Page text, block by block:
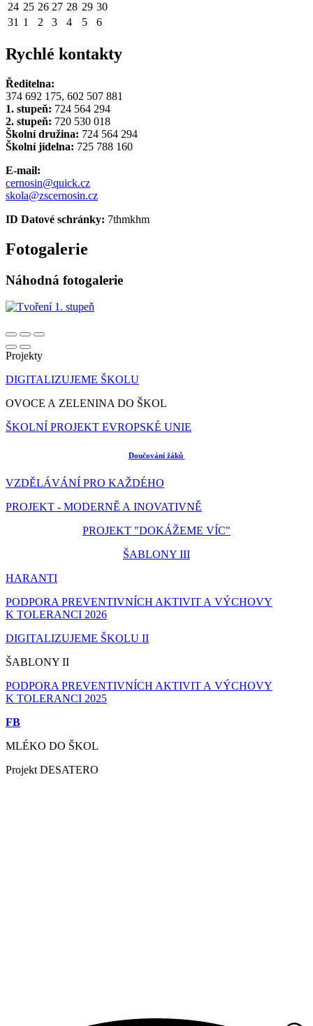
24 25 26 27 28 29 30
31 1 2 3 4 5 6
Rychlé kontakty
Ředitelna:
374 692 175, 602 507 881
1. stupeň: 724 564 294
2. stupeň: 720 530 018
Školní družina: 724 564 294
Školní jídelna: 725 788 160
E-mail:
cernosin@quick.cz
skola@zscernosin.cz
ID Datové schránky: 7thmkhm
Fotogalerie
Náhodná fotogalerie
Projekty
DIGITALIZUJEME ŠKOLU
OVOCE A ZELENINA DO ŠKOL
ŠKOLNÍ PROJEKT EVROPSKÉ UNIE
Doučování žáků
VZDĚLÁVÁNÍ PRO KAŽDÉHO
PROJEKT - MODERNĚ A INOVATIVNĚ
PROJEKT "DOKÁŽEME VÍC"
ŠABLONY III
HARANTI
PODPORA PREVENTIVNÍCH AKTIVIT A VÝCHOVY
K TOLERANCI 2026
DIGITALIZUJEME ŠKOLU II
ŠABLONY II
PODPORA PREVENTIVNÍCH AKTIVIT A VÝCHOVY
K TOLERANCI 2025
FB
MLÉKO DO ŠKOL
Projekt DESATERO